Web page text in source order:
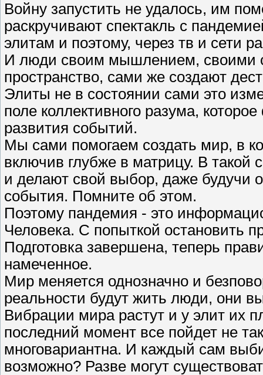
Войну запустить не удалось, им
раскручивают спектакль с
элитам и поэтому, через тв и сети
И люди своим мышлением, своими
пространство, сами же создают
Элиты не в состоянии сами это
поле коллективного разума,
развития событий.
Мы сами помогаем создать мир, в
включив глубже в матрицу. В
и делают свой выбор, даже
события. Помните об этом.
Поэтому пандемия - это
Человека. С попыткой остановить
Подготовка завершена, теперь
намеченное.
Мир меняется однозначно и
реальности будут жить люди, они
Вибрации мира растут и у элит их
последний момент все пойдет не
многовариантна. И каждый сам
возможно? Разве могут